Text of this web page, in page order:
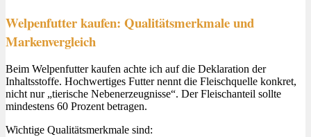
Welpenfutter kaufen: Qualitätsmerkmale und
Markenvergleich
Beim Welpenfutter kaufen achte ich auf die Deklaration der
Inhaltsstoffe. Hochwertiges Futter nennt die Fleischquelle konkret,
nicht nur „tierische Nebenerzeugnisse“. Der Fleischanteil sollte
mindestens 60 Prozent betragen.
Wichtige Qualitätsmerkmale sind: